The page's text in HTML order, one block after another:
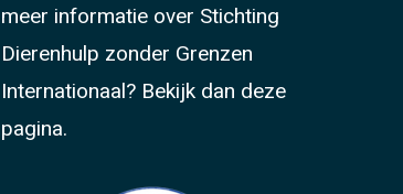
meer informatie over Stichting
Dierenhulp zonder Grenzen
Internationaal? Bekijk dan deze
pagina.